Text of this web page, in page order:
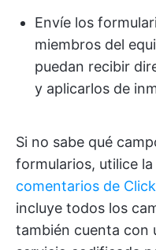
Envíe los
miembros del
puedan recibir
y aplicarlos de
Si no sabe qué
formularios, utilice la
comentarios de
incluye todos los
también cuenta con